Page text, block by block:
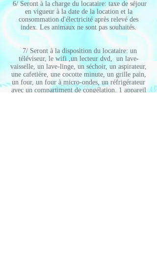
6/ Seront à la charge du locataire: taxe de séjour
en vigueur à la date de la location et la
consommation d'électricité après relevé des
index. Les animaux ne sont pas souhaités.
7/ Seront à la disposition du locataire: un
téléviseur, le wifi ,un lecteur dvd, un lave-
vaisselle, un lave-linge, un séchoir, un aspirateur,
une cafetière, une cocotte minute, un grille pain,
un four, un four à micro-ondes, un réfrigérateur
avec un compartiment de congélation, 1 appareil